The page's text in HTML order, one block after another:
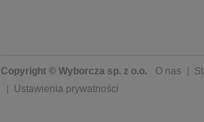
Copyright © Wyborcza sp. z o.o. O nas
Ustawienia prywatności